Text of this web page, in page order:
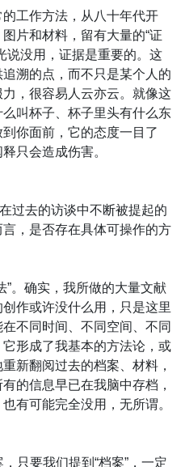
工作方法，从八十年代开
片和材料，留有大量的“证
说没用，证据是重要的。这
溯的点，而不只是某个人的
，很容易人云亦云。就像这
叫杯子、杯子里头有什么东
你面前，它的态度一目了
只会造成伤害。
过去的访谈中不断被提起的
，是否存在具体可操作的方
”。确实，我所做的大量文献
作或许没什么用，只是这里
不同时间、不同空间、不同
形成了我基本的方法论，或
新翻阅过去的档案、材料，
的信息早已在我脑中存档，
有可能完全没用，无所谓。
只要我们提到“档案”，一定